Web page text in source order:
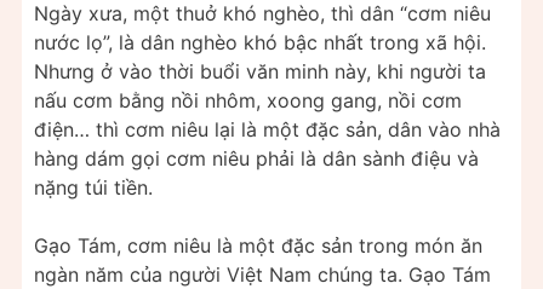
Ngày xưa, một thuở khó nghèo, thì dân “cơm niêu
nước lọ”, là dân nghèo khó bậc nhất trong xã hội.
Nhưng ở vào thời buổi văn minh này, khi người ta
nấu cơm bằng nồi nhôm, xoong gang, nồi cơm
điện… thì cơm niêu lại là một đặc sản, dân vào nhà
hàng dám gọi cơm niêu phải là dân sành điệu và
nặng túi tiền.
Gạo Tám, cơm niêu là một đặc sản trong món ăn
ngàn năm của người Việt Nam chúng ta. Gạo Tám